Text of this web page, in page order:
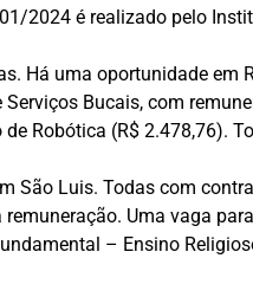
2024 é realizado pelo
Há uma oportunidade
Bucais, com
Robótica (R$ 2.478,76).
São Luis. Todas com
Uma vaga
– Ensino